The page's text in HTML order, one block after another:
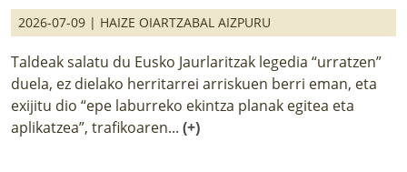
2026-07-09 | HAIZE OIARTZABAL AIZPURU
Taldeak salatu du Eusko Jaurlaritzak legedia “urratzen”
duela, ez dielako herritarrei arriskuen berri eman, eta
exijitu dio “epe laburreko ekintza planak egitea eta
aplikatzea”, trafikoaren... (+)